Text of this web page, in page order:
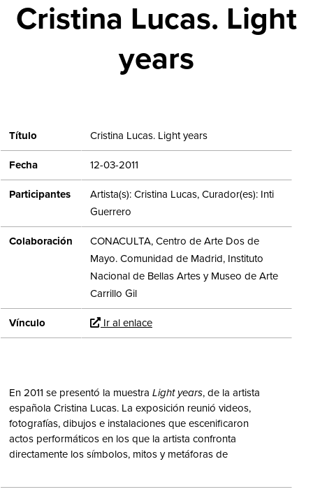
Cristina Lucas. Light
years
Título Cristina Lucas. Light years
Fecha 12-03-2011
Participantes
Artista(s): Cristina Lucas, Curador(es): Inti
Guerrero
Colaboración
CONACULTA, Centro de Arte Dos de
Mayo. Comunidad de Madrid, Instituto
Nacional de Bellas Artes y Museo de Arte
Carrillo Gil
Vínculo Ir al enlace
En 2011 se presentó la muestra Light years, de la artista
española Cristina Lucas. La exposición reunió videos,
fotografías, dibujos e instalaciones que escenificaron
actos performáticos en los que la artista confronta
directamente los símbolos, mitos y metáforas de
occidental.